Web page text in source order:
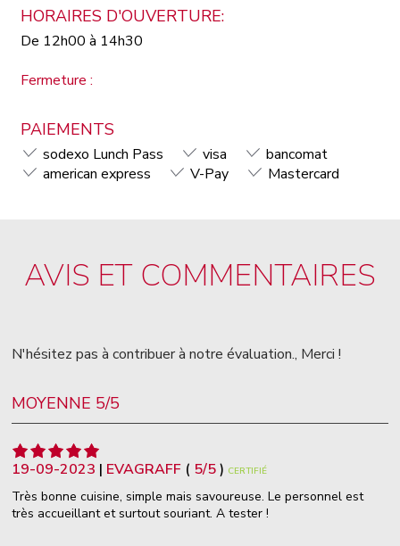
HORAIRES D'OUVERTURE:
De 12h00 à 14h30
Fermeture :
PAIEMENTS
sodexo Lunch Pass visa
bancomat
american express
V-Pay Mastercard
AVIS ET COMMENTAIRES
N'hésitez pas à contribuer à notre évaluation., Merci !
MOYENNE 5/5
19-09-2023 | EVAGRAFF ( 5/5) CERTIFIÉ
Très bonne cuisine, simple mais savoureuse. Le personnel est
très accueillant et surtout souriant. A tester !